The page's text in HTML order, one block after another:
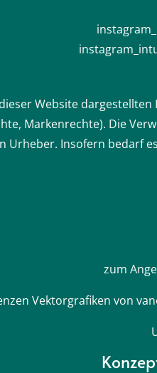
Website
Markenrechte). Die
Urheber. Insofern bedarf
zum
Vektorgrafiken von